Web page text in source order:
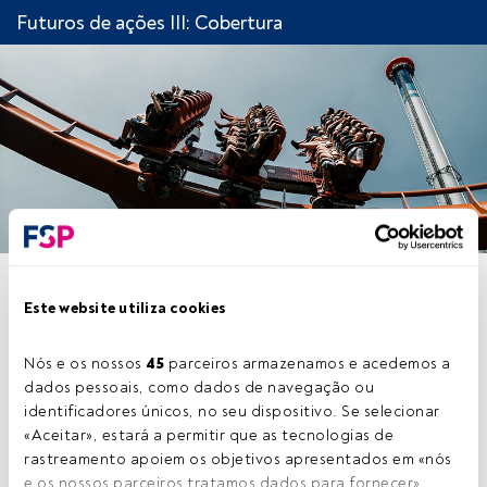
Este website utiliza cookies
Nós e os nossos 45 parceiros armazenamos e acedemos a
dados pessoais, como dados de navegação ou
identificadores únicos, no seu dispositivo. Se selecionar
«Aceitar», estará a permitir que as tecnologias de
rastreamento apoiem os objetivos apresentados em «nós
e os nossos parceiros tratamos dados para fornecer»,
Futuros de ações III: Cobertura
FUNCIONAMENTO DA
COBERTURA COM FUTUROS
Este é um artigo exclusivo para os utilizadores